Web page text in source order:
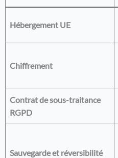
Hébergement UE
Chiffrement
Contrat de sous-traitance
RGPD
Sauvegarde et réversibilité